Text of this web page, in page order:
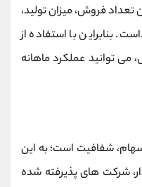
فروش، میزان تولید،
بنابراین با استفاده از
توانید عملکرد ماهانه
شفافیت است؛ به این
شرکت های پذیرفته شده